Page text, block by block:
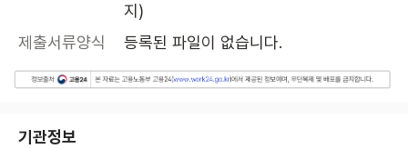
지)
제출서류양식
등록된 파일이 없습니다.
기관정보